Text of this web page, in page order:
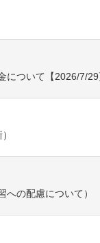
について【2026/7/29
の配慮について）